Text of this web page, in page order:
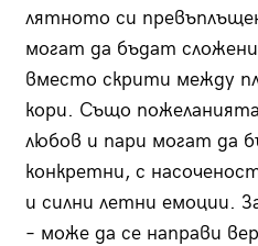
лятното си
могат да бъдат
вместо скрити между
кори. Също
любoв и пapи могат да
конкретни, с
и силни летни емоции.
– може да се направи